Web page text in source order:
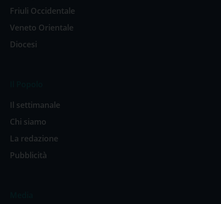
Friuli Occidentale
Veneto Orientale
Diocesi
Il settimanale
Chi siamo
La redazione
Pubblicità